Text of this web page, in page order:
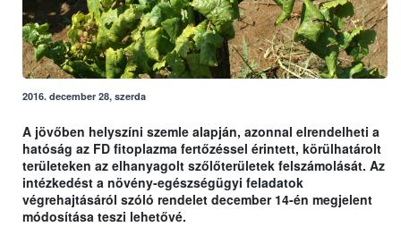
2016. december 28, szerda
A jövőben helyszíni szemle alapján, azonnal elrendelheti a
hatóság az FD fitoplazma fertőzéssel érintett, körülhatárolt
területeken az elhanyagolt szőlőterületek felszámolását. Az
intézkedést a növény-egészségügyi feladatok
végrehajtásáról szóló rendelet december 14-én megjelent
módosítása teszi lehetővé.